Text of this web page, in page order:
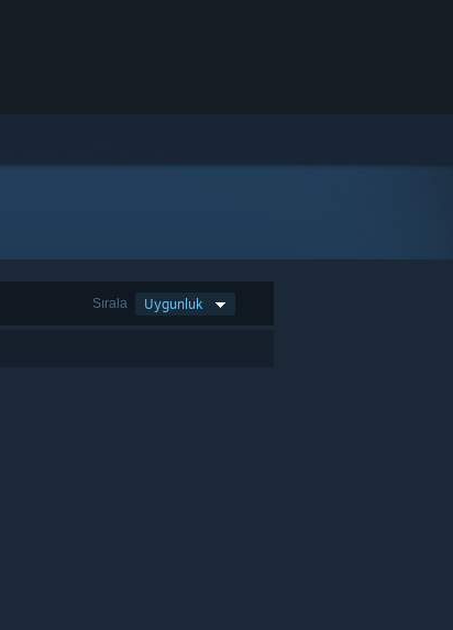
Sırala Uygunluk